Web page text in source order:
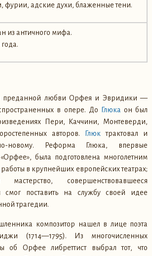
фурии, адские духи, блаженные тени.
из античного мифа.
преданной любви Орфея и Эвридики —
в опере. До
Глюка он был
Пери, Каччини, Монтеверди,
авторов.
Глюк трактовал и
новому. Реформа Глюка, впервые
была подготовлена многолетним
в крупнейших европейских театрах;
мастерство, совершенствовавшееся
смог поставить на службу своей идее
трагедии.
композитор нашел в лице поэта
(1714—1795). Из многочисленных
об Орфее либреттист выбрал тот, что